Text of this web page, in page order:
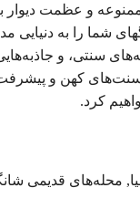
ممنوعه و عظمت
شما را به دنیایی
و جاذبه‌هایی
سنت‌های کهن و
کرد.
محله‌های قدیمی